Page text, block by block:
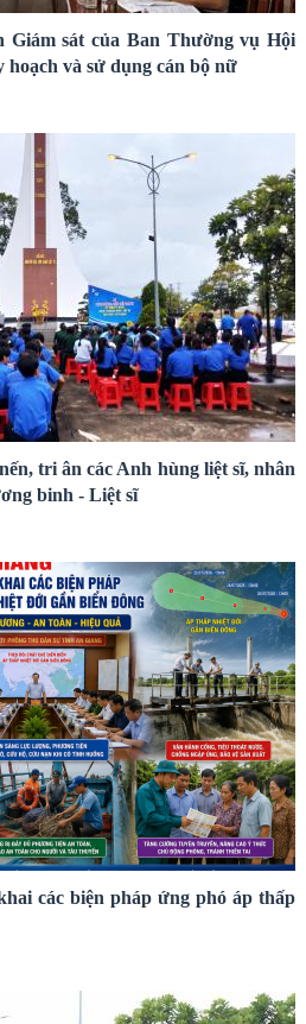
Giám sát của Ban Thường vụ Hội
và sử dụng cán bộ nữ
tri ân các Anh hùng liệt sĩ, nhân
binh - Liệt sĩ
các biện pháp ứng phó áp thấp